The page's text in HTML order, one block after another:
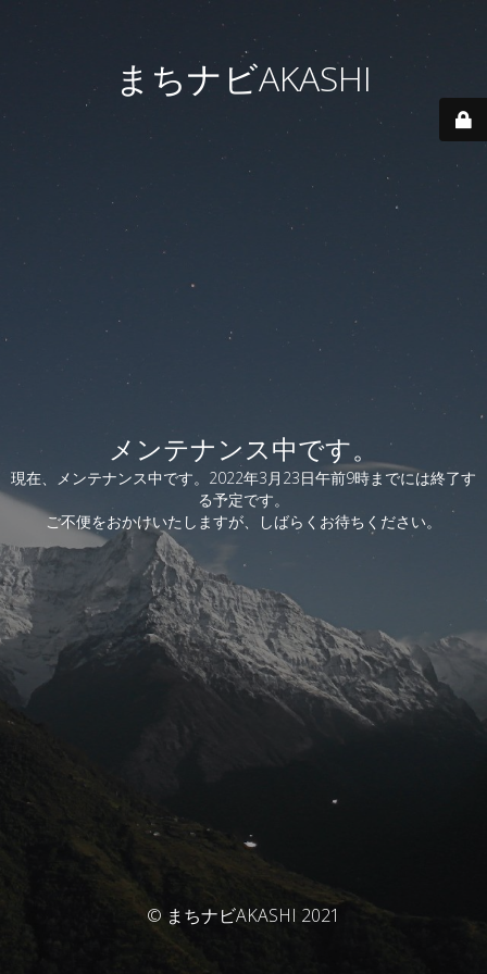
まちナビAKASHI
メンテナンス中です。
現在、メンテナンス中です。2022年3月23日午前9時までには終了す
る予定です。
ご不便をおかけいたしますが、しばらくお待ちください。
© まちナビAKASHI 2021